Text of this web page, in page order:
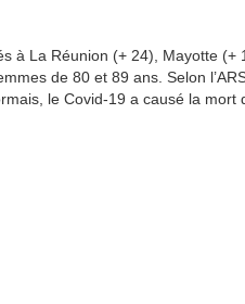
à La Réunion (+ 24), Mayotte (+
de 80 et 89 ans. Selon
le Covid-19 a causé la mort